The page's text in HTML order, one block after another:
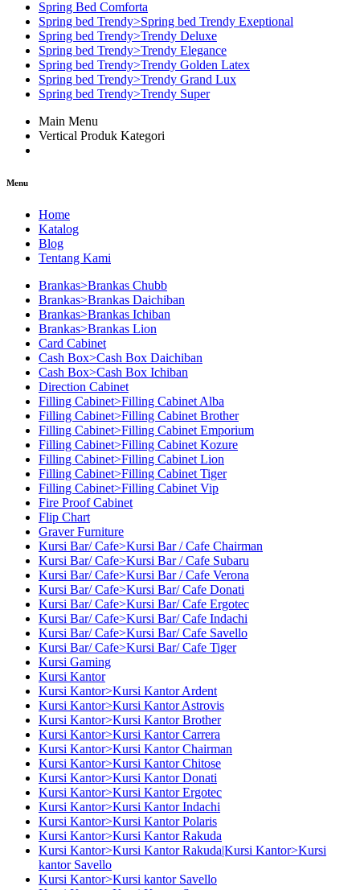
Spring Bed Comforta
Spring bed Trendy>Spring bed Trendy Exeptional
Spring bed Trendy>Trendy Deluxe
Spring bed Trendy>Trendy Elegance
Spring bed Trendy>Trendy Golden Latex
Spring bed Trendy>Trendy Grand Lux
Spring bed Trendy>Trendy Super
Main Menu
Vertical Produk Kategori
Menu
Home
Katalog
Blog
Tentang Kami
Brankas>Brankas Chubb
Brankas>Brankas Daichiban
Brankas>Brankas Ichiban
Brankas>Brankas Lion
Card Cabinet
Cash Box>Cash Box Daichiban
Cash Box>Cash Box Ichiban
Direction Cabinet
Filling Cabinet>Filling Cabinet Alba
Filling Cabinet>Filling Cabinet Brother
Filling Cabinet>Filling Cabinet Emporium
Filling Cabinet>Filling Cabinet Kozure
Filling Cabinet>Filling Cabinet Lion
Filling Cabinet>Filling Cabinet Tiger
Filling Cabinet>Filling Cabinet Vip
Fire Proof Cabinet
Flip Chart
Graver Furniture
Kursi Bar/ Cafe>Kursi Bar / Cafe Chairman
Kursi Bar/ Cafe>Kursi Bar / Cafe Subaru
Kursi Bar/ Cafe>Kursi Bar / Cafe Verona
Kursi Bar/ Cafe>Kursi Bar/ Cafe Donati
Kursi Bar/ Cafe>Kursi Bar/ Cafe Ergotec
Kursi Bar/ Cafe>Kursi Bar/ Cafe Indachi
Kursi Bar/ Cafe>Kursi Bar/ Cafe Savello
Kursi Bar/ Cafe>Kursi Bar/ Cafe Tiger
Kursi Gaming
Kursi Kantor
Kursi Kantor>Kursi Kantor Ardent
Kursi Kantor>Kursi Kantor Astrovis
Kursi Kantor>Kursi Kantor Brother
Kursi Kantor>Kursi Kantor Carrera
Kursi Kantor>Kursi Kantor Chairman
Kursi Kantor>Kursi Kantor Chitose
Kursi Kantor>Kursi Kantor Donati
Kursi Kantor>Kursi Kantor Ergotec
Kursi Kantor>Kursi Kantor Indachi
Kursi Kantor>Kursi Kantor Polaris
Kursi Kantor>Kursi Kantor Rakuda
Kursi Kantor>Kursi Kantor Rakuda|Kursi Kantor>Kursi
kantor Savello
Kursi Kantor>Kursi kantor Savello